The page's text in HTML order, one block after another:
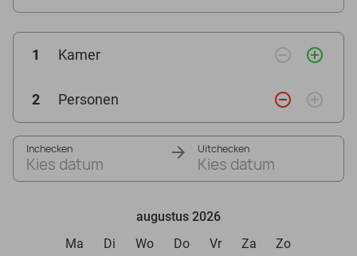
1 Kamer remove_circle_outline add_circle_outline
2 Personen remove_circle_outline add_circle_outline
Inchecken
Kies datum
Uitchecken
Kies datum
augustus 2026
Ma
Di Wo Do Vr Za Zo